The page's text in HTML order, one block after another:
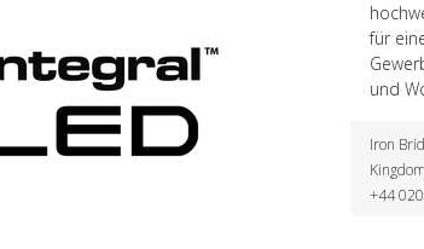
für
und
Iron
Kingdom
+44